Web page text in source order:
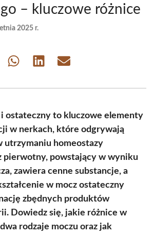
– kluczowe różnice
2025 r.
Share Share Share
ostateczny to kluczowe elementy
w nerkach, które odgrywają
utrzymaniu homeostazy
pierwotny, powstający w wyniku
zawiera cenne substancje, a
w mocz ostateczny
zbędnych produktów
Dowiedz się, jakie różnice w
rodzaje moczu oraz jak